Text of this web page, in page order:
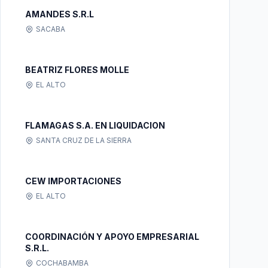
AMANDES S.R.L
SACABA
BEATRIZ FLORES MOLLE
EL ALTO
FLAMAGAS S.A. EN LIQUIDACION
SANTA CRUZ DE LA SIERRA
CEW IMPORTACIONES
EL ALTO
COORDINACIÓN Y APOYO EMPRESARIAL
S.R.L.
COCHABAMBA